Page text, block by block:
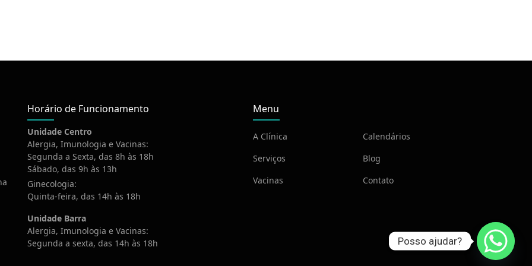
Horário de Funcionamento
Unidade Centro
Alergia, Imunologia e Vacinas:
Segunda a Sexta, das 8h às 18h
Sábado, das 9h às 13h
Ginecologia:
Quinta-feira, das 14h às 18h
Unidade Barra
Alergia, Imunologia e Vacinas:
Segunda a sexta, das 14h às 18h
Menu
A Clínica
Serviços
Vacinas
Calendários
Blog
Contato
Posso ajudar?